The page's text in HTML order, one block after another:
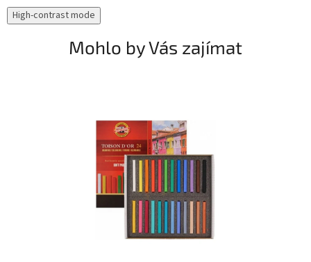
High-contrast mode
Mohlo by Vás zajímat